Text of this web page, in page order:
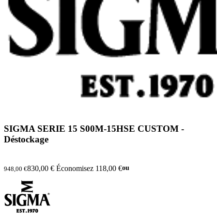
SIGMA SERIE 15 S00M-15HSE CUSTOM -
Déstockage
948,00 €830,00 € Économisez 118,00 €ou